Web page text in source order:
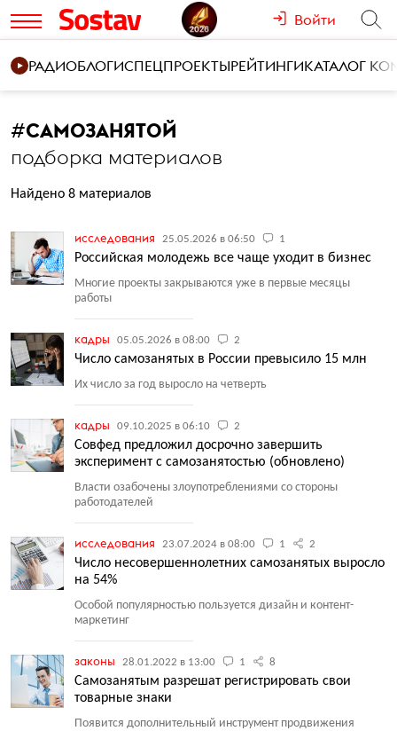
Войти
РАДИОБЛОГИСПЕЦПРОЕКТЫРЕЙТИНГИКАТАЛОГ
#САМОЗАНЯТОЙ
подборка материалов
Найдено 8 материалов
исследования 25.05.2026 в 06:50 1
Российская молодежь все чаще уходит в бизнес
Многие проекты закрываются уже в первые месяцы
работы
кадры 05.05.2026 в 08:00 2
Число самозанятых в России превысило 15 млн
Их число за год выросло на четверть
кадры 09.10.2025 в 06:10 2
Совфед предложил досрочно завершить
эксперимент с самозанятостью (обновлено)
Власти озабочены злоупотреблениями со стороны
работодателей
исследования 23.07.2024 в 08:00 1 2
Число несовершеннолетних самозанятых выросло
на 54%
Особой популярностью пользуется дизайн и контент-
маркетинг
законы 28.01.2022 в 13:00 1 8
Самозанятым разрешат регистрировать свои
товарные знаки
Появится дополнительный инструмент продвижения